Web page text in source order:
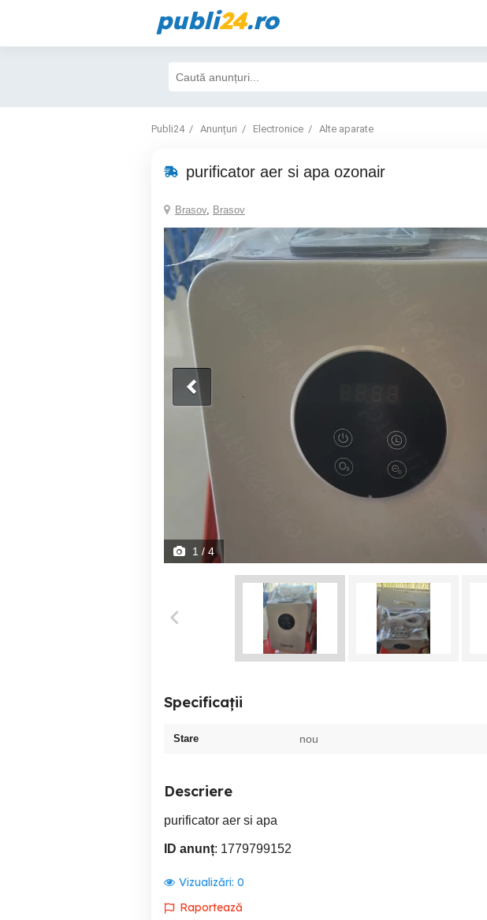
publi24.ro
Publi24 Anunțuri Electronice Alte aparate
purificator aer si apa ozonair
Brasov, Brasov
1 / 4
Specificații
Stare nou
Descriere
purificator aer si apa
ID anunț: 1779799152
Vizualizări: 0
Raportează